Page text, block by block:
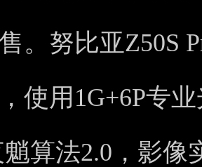
。努比亚Z50S
使用1G+6P专
魈算法2.0，影